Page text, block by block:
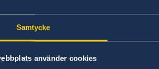
Samtycke
använder cookies
Para
debe
de